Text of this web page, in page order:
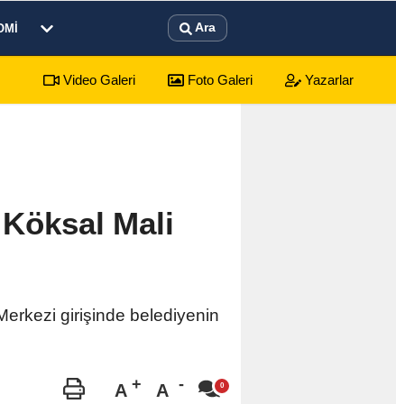
Ara
Yaşındaki Çocuk Balkondan Düştü 11:39
Video Galeri Foto Galeri Yazarlar
Mali
girişinde belediyenin
A A